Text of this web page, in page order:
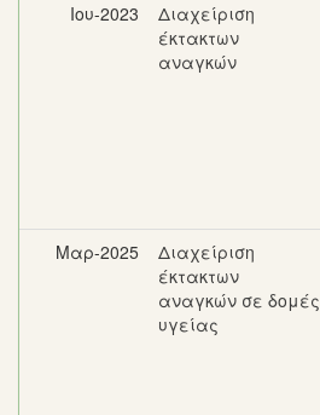
Ιου-2023
Διαχείριση
έκτακτων
αναγκών
Μαρ-2025
Διαχείριση
έκτακτων
αναγκών σε δομές
υγείας